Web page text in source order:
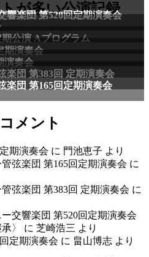
が多い公演記録
公演Aプログラム
響楽団 第520回定期演奏会
公演 Aプログラム
期演奏会
演奏会
楽団 第383回 定期演奏会
楽団 第165回定期演奏会
メント
期演奏会 に 門池恵子 より
弦楽団 第165回定期演奏会 に
弦楽団 第383回 定期演奏会 に
交響楽団 第520回定期演奏会
〉
に 芝崎浩三 より
定期演奏会 に 畠山博志 より